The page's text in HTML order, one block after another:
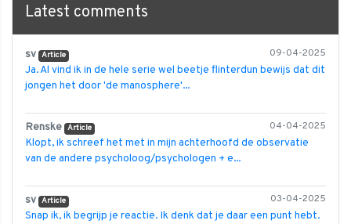
Latest comments
09-04-2025
sv Article
Ja. Al vind ik in de hele serie wel beetje flinterdun bewijs dat dit
jongen het door 'de manosphere'...
04-04-2025
Renske Article
Klopt, ik schreef het met in mijn achterhoofd de observatie
van de andere psycholoog/psychologen + e...
03-04-2025
sv Article
Snap ik, ik begrijp je reactie. Ik denk dat je daar een punt hebt.